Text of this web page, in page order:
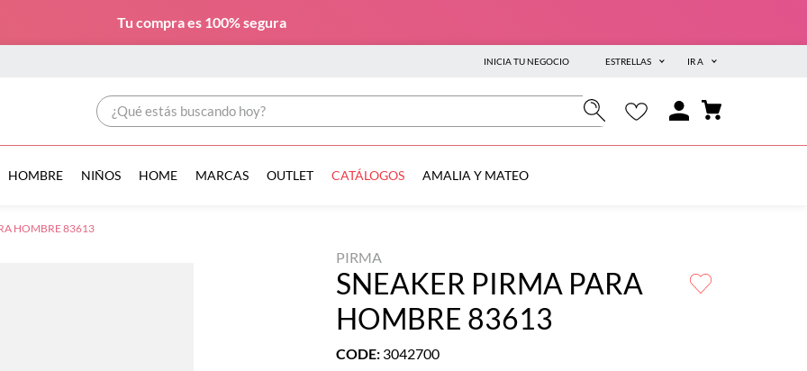
Tu compra es 100% segura
INICIA TU NEGOCIO ESTRELLAS IR A
¿Qué estás buscando hoy?
HOMBRE NIÑOS HOME MARCAS OUTLET CATÁLOGOS AMALIA Y MATEO
HOMBRE 83613
PIRMA
SNEAKER PIRMA PARA
HOMBRE 83613
CODE: 3042700